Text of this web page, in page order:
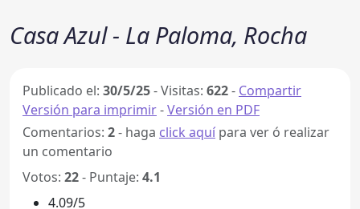
Casa Azul - La Paloma, Rocha
Publicado el: 30/5/25-Visitas: 622- Compartir
Versión para imprimir-Versión en PDF
Comentarios: 2- haga click aquí para ver ó realizar
un comentario
Votos: 22- Puntaje: 4.1
4.09/5